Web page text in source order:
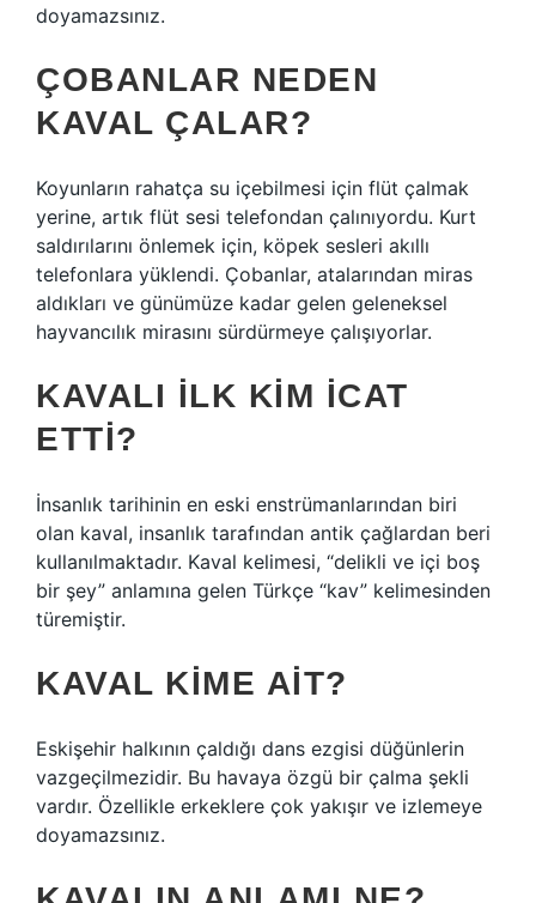
doyamazsınız.
ÇOBANLAR NEDEN
KAVAL ÇALAR?
Koyunların rahatça su içebilmesi için flüt çalmak
yerine, artık flüt sesi telefondan çalınıyordu. Kurt
saldırılarını önlemek için, köpek sesleri akıllı
telefonlara yüklendi. Çobanlar, atalarından miras
aldıkları ve günümüze kadar gelen geleneksel
hayvancılık mirasını sürdürmeye çalışıyorlar.
KAVALI ILK KIM ICAT
ETTI?
İnsanlık tarihinin en eski enstrümanlarından biri
olan kaval, insanlık tarafından antik çağlardan beri
kullanılmaktadır. Kaval kelimesi, “delikli ve içi boş
bir şey” anlamına gelen Türkçe “kav” kelimesinden
türemiştir.
KAVAL KIME AIT?
Eskişehir halkının çaldığı dans ezgisi düğünlerin
vazgeçilmezidir. Bu havaya özgü bir çalma şekli
vardır. Özellikle erkeklere çok yakışır ve izlemeye
doyamazsınız.